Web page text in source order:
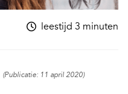
leestijd 3 minuten
(Publicatie: 11 april 2020)